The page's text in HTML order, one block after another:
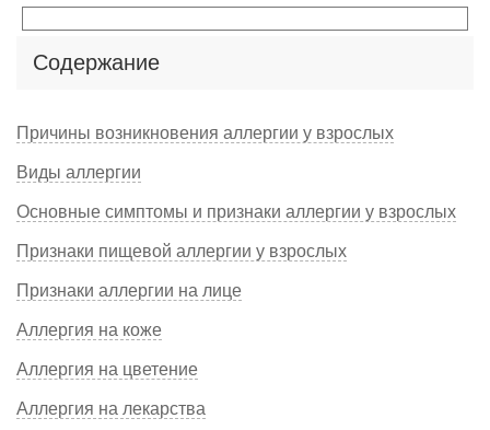
Содержание
Причины возникновения аллергии у взрослых
Виды аллергии
Основные симптомы и признаки аллергии у взрослых
Признаки пищевой аллергии у взрослых
Признаки аллергии на лице
Аллергия на коже
Аллергия на цветение
Аллергия на лекарства